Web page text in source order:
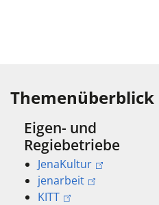
Themenüberblick
Eigen- und
Regiebetriebe
JenaKultur
jenarbeit
KITT